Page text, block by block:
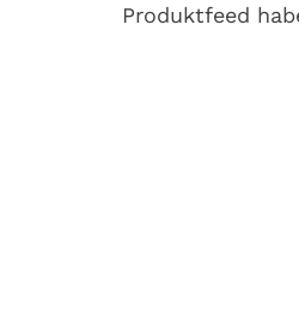
Produktfeed